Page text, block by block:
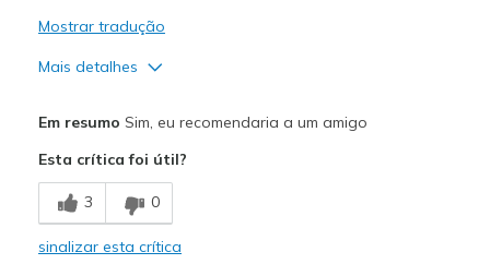
Mostrar tradução
Mais detalhes
Breathe Well
Comfortable
Em resumo Sim, eu recomendaria a um amigo
Esta crítica foi útil?
3 0
sinalizar esta crítica